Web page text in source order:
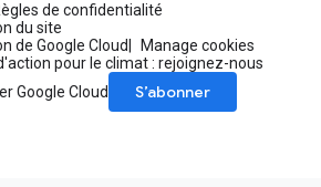
de confidentialité
du site
de Google Cloud
Manage cookies
pour le climat : rejoignez-nous
Google Cloud
S’abonner